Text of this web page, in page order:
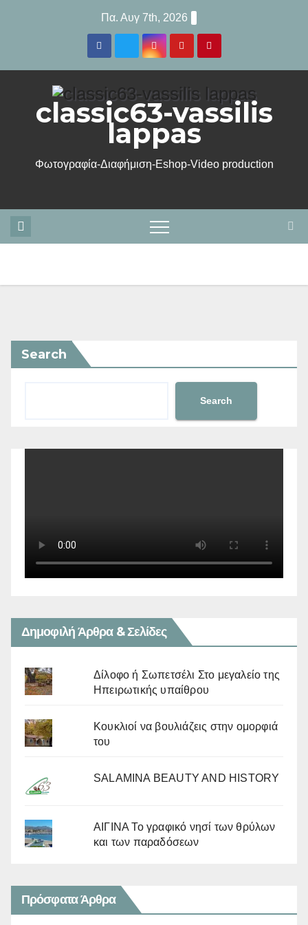
Πα. Αυγ 7th, 2026
classic63-vassilis
lappas
Φωτογραφία-Διαφήμιση-Eshop-Video production
Search
Search
Δημοφιλή Άρθρα & Σελίδες
Δίλοφο ή Σωπετσέλι Στο μεγαλείο της
Ηπειρωτικής υπαίθρου
Κουκλιοί να βουλιάζεις στην ομορφιά
του
SALAMINA BEAUTY AND HISTORY
ΑΙΓΙΝΑ Το γραφικό νησί των θρύλων
και των παραδόσεων
Πρόσφατα Άρθρα